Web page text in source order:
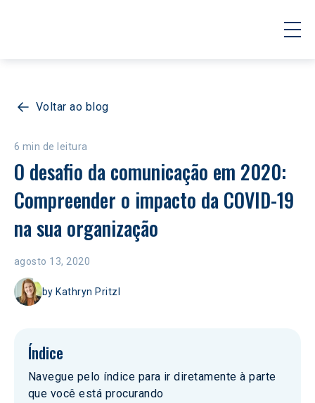
Voltar ao blog
6 min de leitura
O desafio da comunicação em 2020:
Compreender o impacto da COVID-19
na sua organização
agosto 13, 2020
by Kathryn Pritzl
Índice
Navegue pelo índice para ir diretamente à parte
que você está procurando